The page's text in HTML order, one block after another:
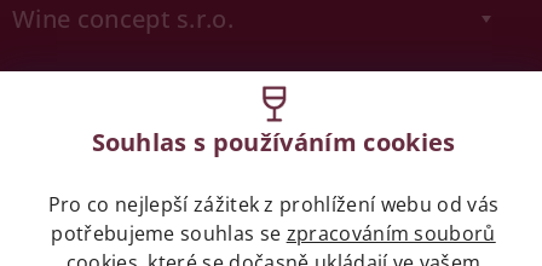
Wine concept s.r.o.
Zákaz prodeje alkoholických nápojů osobám
Naše služby
Souhlas s používáním cookies
Pro co nejlepší zážitek z prohlížení webu od vás
potřebujeme souhlas se zpracováním souborů